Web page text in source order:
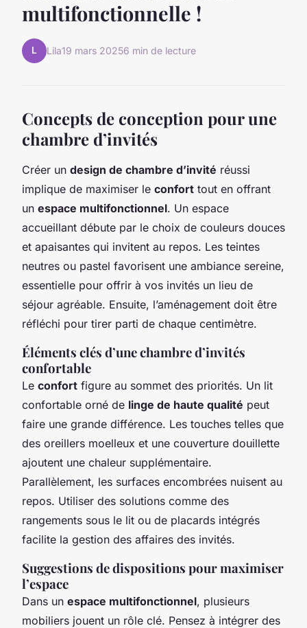
multifonctionnelle !
L Lila19 mars 20256 min de lecture
Concepts de conception pour une
chambre d’invités
Créer un design de chambre d’invité réussi
implique de maximiser le confort tout en offrant
un espace multifonctionnel. Un espace
accueillant débute par le choix de couleurs douces
et apaisantes qui invitent au repos. Les teintes
neutres ou pastel favorisent une ambiance sereine,
essentielle pour offrir à vos invités un lieu de
séjour agréable. Ensuite, l’aménagement doit être
réfléchi pour tirer parti de chaque centimètre.
Éléments clés d’une chambre d’invités
confortable
Le confort figure au sommet des priorités. Un lit
confortable orné de linge de haute qualité peut
faire une grande différence. Les touches telles que
des oreillers moelleux et une couverture douillette
ajoutent une chaleur supplémentaire.
Parallèlement, les surfaces encombrées nuisent au
repos. Utiliser des solutions comme des
rangements sous le lit ou de placards intégrés
facilite la gestion des affaires des invités.
Suggestions de dispositions pour maximiser
l’espace
Dans un espace multifonctionnel, plusieurs
mobiliers jouent un rôle clé. Pensez à intégrer des